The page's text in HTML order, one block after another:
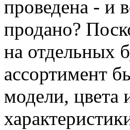
проведена - и
продано?
на отдельных
ассортимент
модели, цвета